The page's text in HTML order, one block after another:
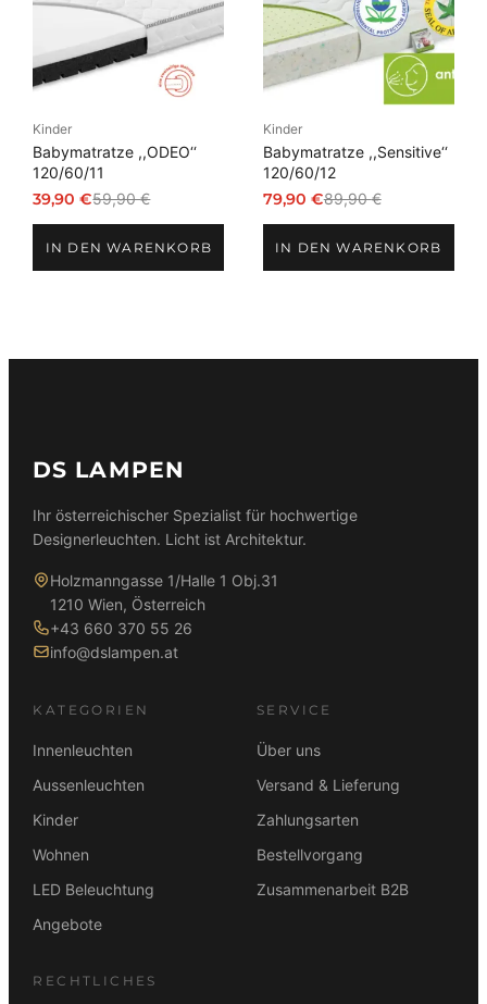
Kinder
Babymatratze ,,ODEO‘‘
120/60/11
59,90€
Ursprünglicher
war:
39,90€
Aktueller
ist:IN DEN WARENKORB
Kinder
Babymatratze ,,Sensitive‘‘
120/60/12
89,90€
Ursprünglicher
war:
79,90 €
Aktueller
ist:IN DEN WARENKORB
DS LAMPEN
Ihr österreichischer Spezialist für hochwertige
Designerleuchten. Licht ist Architektur.
Holzmanngasse 1/Halle 1 Obj.31
1210 Wien, Österreich
+43 660 370 55 26
info@dslampen.at
KATEGORIEN
Innenleuchten
Aussenleuchten
Kinder
Wohnen
LED Beleuchtung
Angebote
SERVICE
Über uns
Versand & Lieferung
Zahlungsarten
Bestellvorgang
Zusammenarbeit B2B
RECHTLICHES